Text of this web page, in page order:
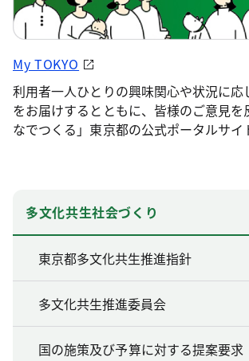
My TOKYO
利用者一人ひとりの興味関心や状況に応
をお届けするとともに、皆様のご意見を
なでつくる」東京都の公式ポータルサイ
多文化共生社会づくり
東京都多文化共生推進指針
多文化共生推進委員会
国の施策及び予算に対する提案要求